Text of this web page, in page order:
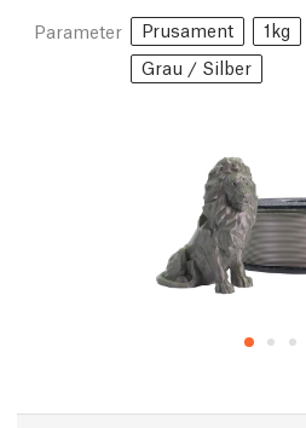
Parameter Prusament 1kg
Grau / Silber